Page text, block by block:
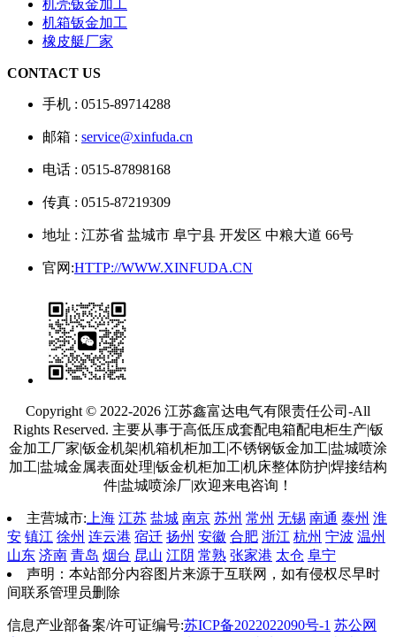
机壳钣金加工
机箱钣金加工
橡皮艇厂家
CONTACT US
手机 : 0515-89714288
邮箱 : service@xinfuda.cn
电话 : 0515-87898168
传真 : 0515-87219309
地址 : 江苏省 盐城市 阜宁县 开发区 中粮大道 66号
官网:HTTP://WWW.XINFUDA.CN
Copyright © 2022-2026 江苏鑫富达电气有限责任公司-All
Rights Reserved. 主要从事于高低压成套配电箱配电柜生产|钣
金加工厂家|钣金机架|机箱机柜加工|不锈钢钣金加工|盐城喷涂
加工|盐城金属表面处理|钣金机柜加工|机床整体防护|焊接结构
件|盐城喷涂厂|欢迎来电咨询！
主营城市: 上海 江苏 盐城 南京 苏州 常州 无锡 南通 泰州 淮
安 镇江 徐州 连云港 宿迁 扬州 安徽 合肥 浙江 杭州 宁波 温州
山东 济南 青岛 烟台 昆山 江阴 常熟 张家港 太仓 阜宁
声明：本站部分内容图片来源于互联网，如有侵权尽早时
间联系管理员删除
信息产业部备案/许可证编号:苏ICP备2022022090号-1 苏公网